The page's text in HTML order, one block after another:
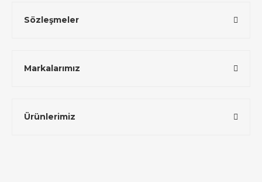
Sözleşmeler
Markalarımız
Ürünlerimiz